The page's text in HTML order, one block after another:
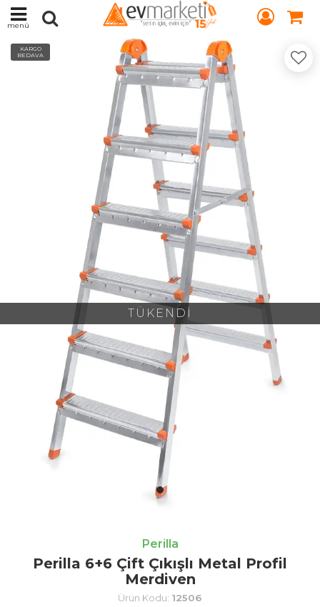
menü
TÜKENDİ
KARGO
BEDAVA
Perilla
Perilla 6+6 Çift Çıkışlı Metal Profil
Merdiven
Ürün Kodu: 12506